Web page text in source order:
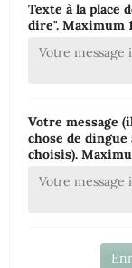
Texte à la place
dire". Maximum
Votre message
chose de
choisis).